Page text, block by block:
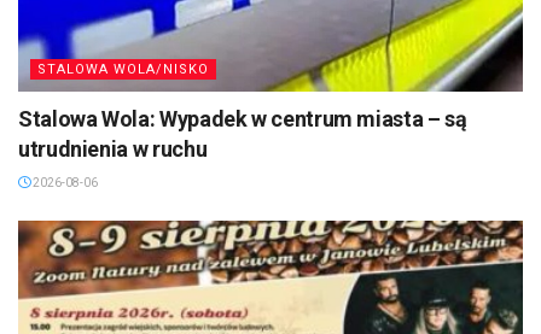
STALOWA WOLA/NISKO
Stalowa Wola: Wypadek w centrum miasta – są
utrudnienia w ruchu
2026-08-06